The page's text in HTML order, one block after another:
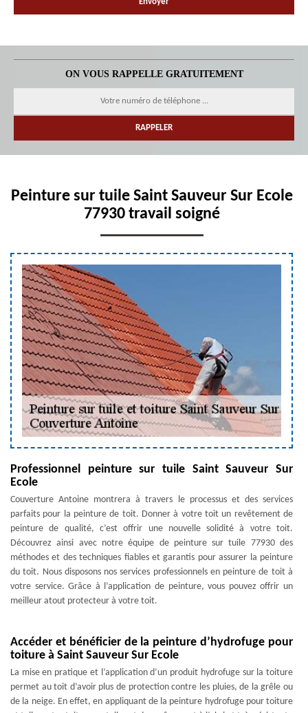
ON VOUS RAPPELLE GRATUITEMENT
Peinture sur tuile Saint Sauveur Sur Ecole
77930 travail soigné
Professionnel peinture sur tuile Saint Sauveur Sur
Ecole
Couverture Antoine montrera à travers le processus et des services
parfaits pour la peinture de toit. Donner à votre toit un revêtement de
peinture de qualité, c’est offrir une nouvelle solidité à votre toit.
Découvrez ainsi avec notre équipe de peinture sur tuile 77930 des
méthodes et des techniques fiables et garantis pour assurer la peinture
du toit. Nous disposons nos services professionnels en peinture de toit à
votre service. Grâce à l’application de peinture, vous pouvez offrir un
meilleur atout protecteur à votre toit.
Accéder et bénéficier de la peinture d’hydrofuge pour
toiture à Saint Sauveur Sur Ecole
La mise en pratique et l’application d’un produit hydrofuge sur la toiture
permet au toit d’avoir plus de protection contre les pluies, de la grêle ou
de la neige. En effet, en appliquant de la peinture hydrofuge pour toiture